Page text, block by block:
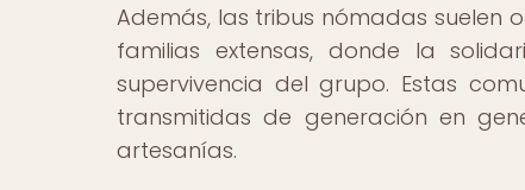
Además, las tribus nómadas suelen
familias extensas, donde la
supervivencia del grupo. Estas
transmitidas de generación en
artesanías.